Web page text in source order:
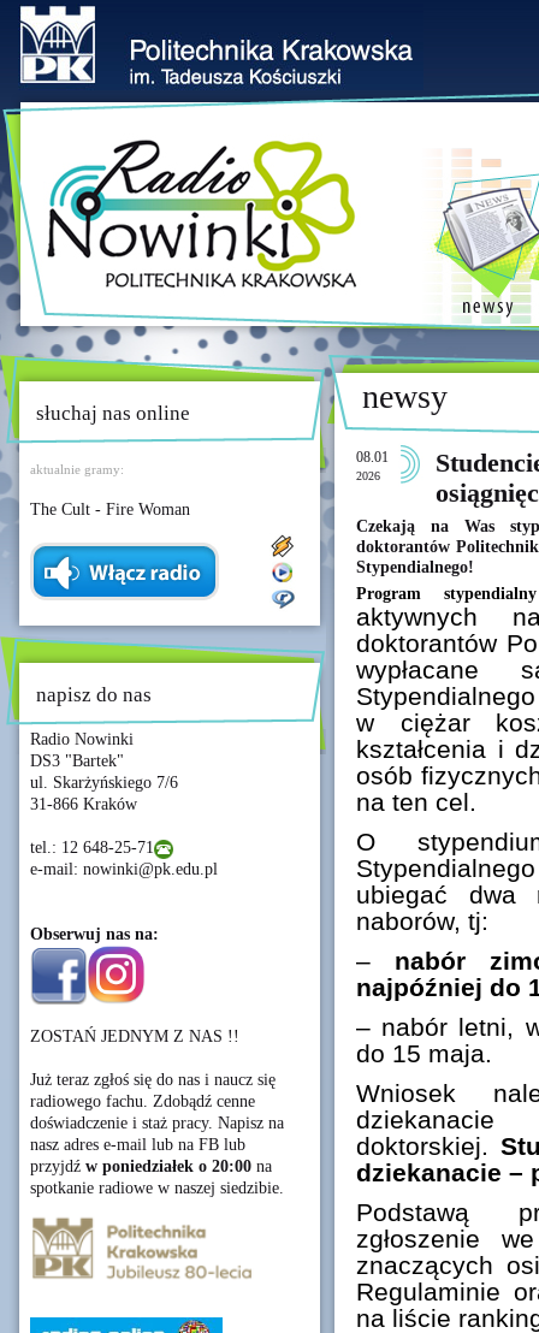
słuchaj nas online
aktualnie gramy:
The Cult - Fire Woman
napisz do nas
Radio Nowinki
DS3 "Bartek"
ul. Skarżyńskiego 7/6
31-866 Kraków
tel.: 12 648-25-71
e-mail: nowinki@pk.edu.pl
Obserwuj nas na:
ZOSTAŃ JEDNYM Z NAS !!
Już teraz zgłoś się do nas i naucz się
radiowego fachu. Zdobądź cenne
doświadczenie i staż pracy. Napisz na
nasz adres e-mail lub na FB lub
przyjdź w poniedziałek o 20:00 na
spotkanie radiowe w naszej siedzibie.
newsy
08.01
2026
Czekają na Was
doktorantów
Stypendialnego!
Program stypendialny
aktywnych
doktorantów
wypłacane
w ciężar
kształcenia i
osób
na ten cel.
O
ubiegać dwa
naborów, tj:
– nabór
najpóźniej do
– nabór letni,
do 15 maja.
Wniosek
dziekanacie
doktorskiej.
dziekanacie –
Podstawą
zgłoszenie
znaczących
Regulaminie
na liście